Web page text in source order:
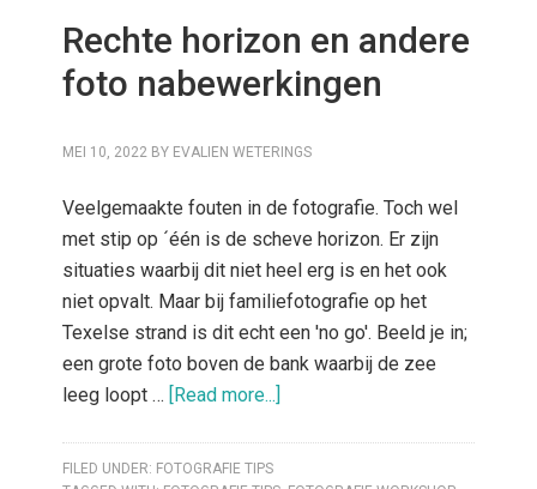
Rechte horizon en andere
foto nabewerkingen
MEI 10, 2022 BY EVALIEN WETERINGS
Veelgemaakte fouten in de fotografie. Toch wel
met stip op ´één is de scheve horizon. Er zijn
situaties waarbij dit niet heel erg is en het ook
niet opvalt. Maar bij familiefotografie op het
Texelse strand is dit echt een 'no go'. Beeld je in;
een grote foto boven de bank waarbij de zee
leeg loopt … [Read more...]
FILED UNDER: FOTOGRAFIE TIPS